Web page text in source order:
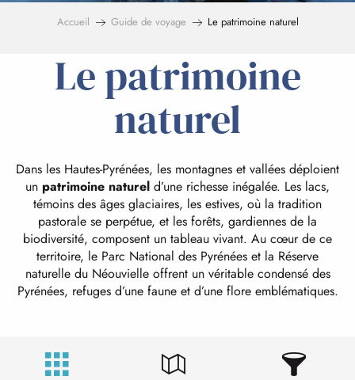
Accueil Guide de voyage Le patrimoine naturel
Le patrimoine
naturel
Dans les Hautes-Pyrénées, les montagnes et vallées déploient
un patrimoine naturel d’une richesse inégalée. Les lacs,
témoins des âges glaciaires, les estives, où la tradition
pastorale se perpétue, et les forêts, gardiennes de la
biodiversité, composent un tableau vivant. Au cœur de ce
territoire, le Parc National des Pyrénées et la Réserve
naturelle du Néouvielle offrent un véritable condensé des
Pyrénées, refuges d’une faune et d’une flore emblématiques.